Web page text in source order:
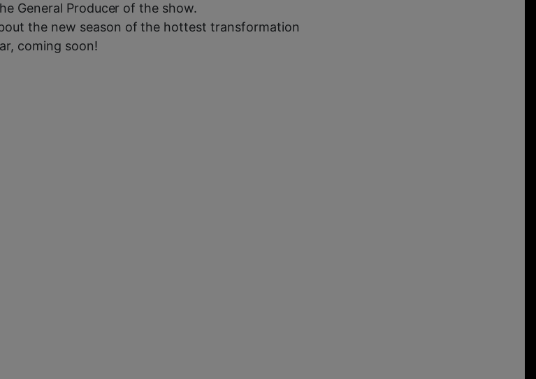
General Producer of the show.
the new season of the hottest transformation
coming soon!